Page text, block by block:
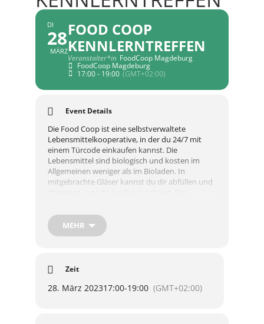
DI
28
MÄRZ
FOOD COOP
KENNLERNTREFFEN
Veranstalter*in FoodCoop Magdeburg
FoodCoop Magdeburg
17:00 - 19:00 (GMT+02:00)
Event Details
Die Food Coop ist eine selbstverwaltete
Lebensmittelkooperative, in der du 24/7 mit
einem Türcode einkaufen kannst. Die
Lebensmittel sind biologisch und kosten im
Allgemeinen weniger als im Bioladen. In
mitgebrachte Gläser kannst du dir abfüllen und
Bedarf, gerne nimmt das Bestellteam auch
Wünsche entgegen oder du machst einfach
selbst mit.
Komm gerne einfach vorbei und schau es dir an.
🙂
MEHR
Zeit
28. März 202317:00-19:00 (GMT+02:00)